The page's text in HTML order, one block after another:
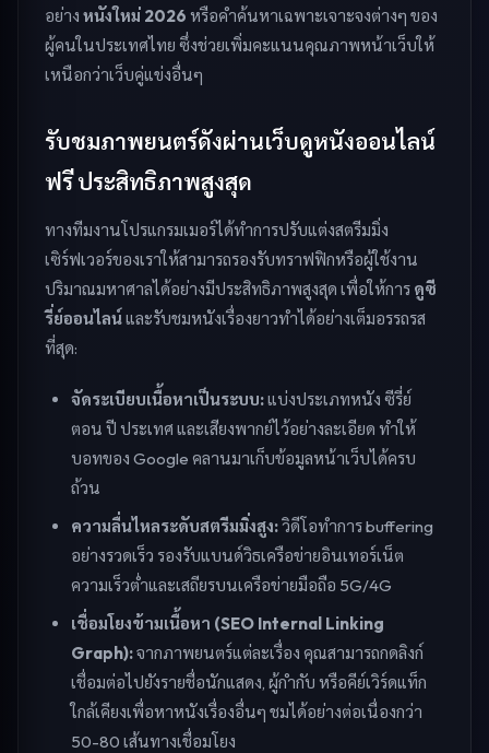
อย่าง หนังใหม่ 2026 หรือคำค้นหาเฉพาะเจาะจงต่างๆ ของ
ผู้คนในประเทศไทย ซึ่งช่วยเพิ่มคะแนนคุณภาพหน้าเว็บให้
เหนือกว่าเว็บคู่แข่งอื่นๆ
รับชมภาพยนตร์ดังผ่านเว็บดูหนังออนไลน์
ฟรี ประสิทธิภาพสูงสุด
ทางทีมงานโปรแกรมเมอร์ได้ทำการปรับแต่งสตรีมมิ่ง
เซิร์ฟเวอร์ของเราให้สามารถรองรับทราฟฟิกหรือผู้ใช้งาน
ปริมาณมหาศาลได้อย่างมีประสิทธิภาพสูงสุด เพื่อให้การ ดูซี
รี่ย์ออนไลน์และรับชมหนังเรื่องยาวทำได้อย่างเต็มอรรถรส
ที่สุด:
จัดระเบียบเนื้อหาเป็นระบบ:แบ่งประเภทหนัง ซีรี่ย์
ตอน ปี ประเทศ และเสียงพากย์ไว้อย่างละเอียด ทำให้
บอทของ Google คลานมาเก็บข้อมูลหน้าเว็บได้ครบ
ถ้วน
ความลื่นไหลระดับสตรีมมิ่งสูง:วิดีโอทำการ buffering
อย่างรวดเร็ว รองรับแบนด์วิธเครือข่ายอินเทอร์เน็ต
ความเร็วต่ำและเสถียรบนเครือข่ายมือถือ 5G/4G
เชื่อมโยงข้ามเนื้อหา (SEO Internal Linking
Graph):จากภาพยนตร์แต่ละเรื่อง คุณสามารถกดลิงก์
เชื่อมต่อไปยังรายชื่อนักแสดง, ผู้กำกับ หรือคีย์เวิร์ดแท็ก
ใกล้เคียงเพื่อหาหนังเรื่องอื่นๆ ชมได้อย่างต่อเนื่องกว่า
50-80 เส้นทางเชื่อมโยง